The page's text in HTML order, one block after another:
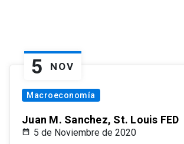
5 NOV
Macroeconomía
Juan M. Sanchez, St. Louis FED
5 de Noviembre de 2020